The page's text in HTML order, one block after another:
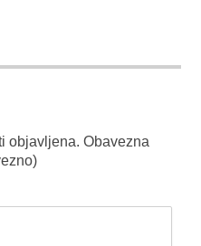
objavljena. Obavezna